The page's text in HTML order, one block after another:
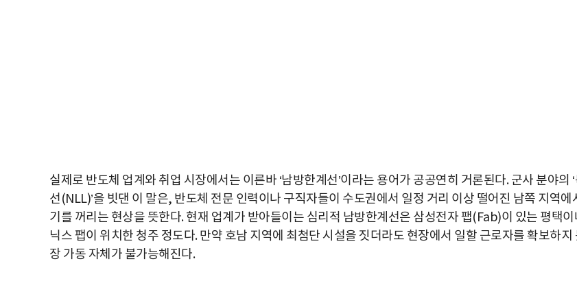
실제로 반도체 업계와 취업 시장에서는 이른바 ‘남방한계선’이라는 용어가 공공연히 거론된다. 군사 분야의 ‘
선(NLL)’을 빗댄 이 말은, 반도체 전문 인력이나 구직자들이 수도권에서 일정 거리 이상 떨어진 남쪽 지역에
기를 꺼리는 현상을 뜻한다. 현재 업계가 받아들이는 심리적 남방한계선은 삼성전자 팹(Fab)이 있는 평택이
닉스 팹이 위치한 청주 정도다. 만약 호남 지역에 최첨단 시설을 짓더라도 현장에서 일할 근로자를 확보하지
장 가동 자체가 불가능해진다.